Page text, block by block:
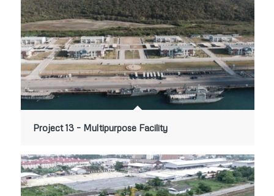
Project 13 – Multipurpose Facility